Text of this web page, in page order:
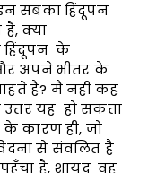
सबका हिंदूपन
है, क्या
हिंदूपन के
अपने भीतर के
हैं? मैं नहीं कह
यह हो सकता
के कारण ही, जो
से संवलित है
है, शायद वह